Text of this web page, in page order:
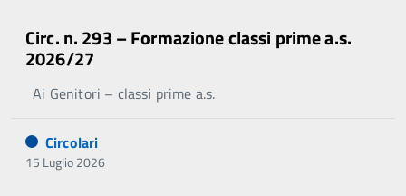
Circ. n. 293 – Formazione classi prime a.s.
2026/27
Ai Genitori – classi prime a.s.
Circolari
15 Luglio 2026